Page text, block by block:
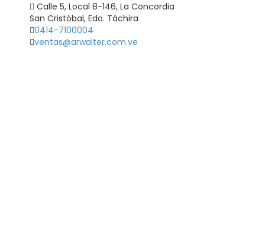
Calle 5, Local 8-146, La Concordia
San Cristóbal, Edo. Táchira
0414-7100004
ventas@arwalter.com.ve